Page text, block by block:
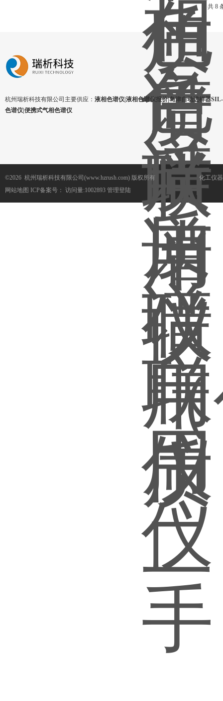
共 8
杭州瑞析科技有限公司主要供应： 液相色谱仪|液相色谱仪报价|岛津自动进样器
色谱仪|便携式气相色谱仪
©2026 杭州瑞析科技有限公司(www.hzrush.com) 版权所有
网站地图 ICP备案号： 访问量:1002893 管理登陆
化工仪